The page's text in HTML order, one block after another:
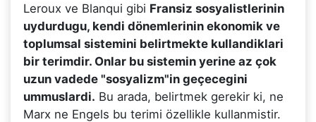
Leroux ve Blanqui gibi Fransiz sosyalistlerinin
uydurdugu, kendi dönemlerinin ekonomik ve
toplumsal sistemini belirtmekte kullandiklari
bir terimdir. Onlar bu sistemin yerine az çok
uzun vadede "sosyalizm"in geçecegini
ummuslardi. Bu arada, belirtmek gerekir ki, ne
Marx ne Engels bu terimi özellikle kullanmistir.